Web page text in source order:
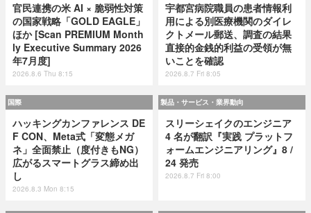
官民連携の米 AI × 脆弱性対策
の国家戦略「GOLD EAGLE」
ほか [Scan PREMIUM Month
ly Executive Summary 2026
年7月度]
2026.8.6 Thu 8:15
宇都宮病院職員の患者情報利
用による別医療機関のダイレ
クトメール郵送、調査の結果
直接的金銭的利益の受領が無
いことを確認
2026.8.7 Fri 8:05
国際
ハッキングカンファレンス DE
F CON、Meta式「変態メガ
ネ」全面禁止（度付きもNG）
広がるスマートグラス締め出
し
2026.8.3 Mon 8:15
製品・サービス・業界動向
スリーシェイクのエンジニア
4 名が翻訳『実践 プラットフ
ォームエンジニアリング』8 /
24 発売
2026.8.7 Fri 8:00